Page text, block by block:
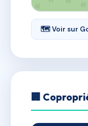
🗺 Voir sur
🏢